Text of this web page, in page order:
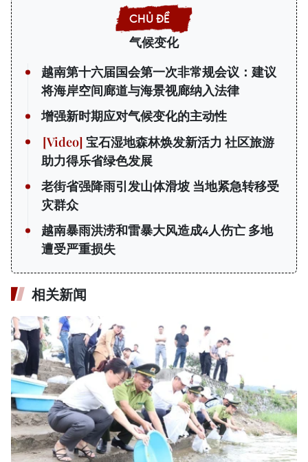
气候变化
越南第十六届国会第一次非常规会议：建议
将海岸空间廊道与海景视廊纳入法律
增强新时期应对气候变化的主动性
宝石湿地森林焕发新活力 社区旅游
助力得乐省绿色发展
老街省强降雨引发山体滑坡 当地紧急转移受
灾群众
越南暴雨洪涝和雷暴大风造成4人伤亡 多地
遭受严重损失
相关新闻